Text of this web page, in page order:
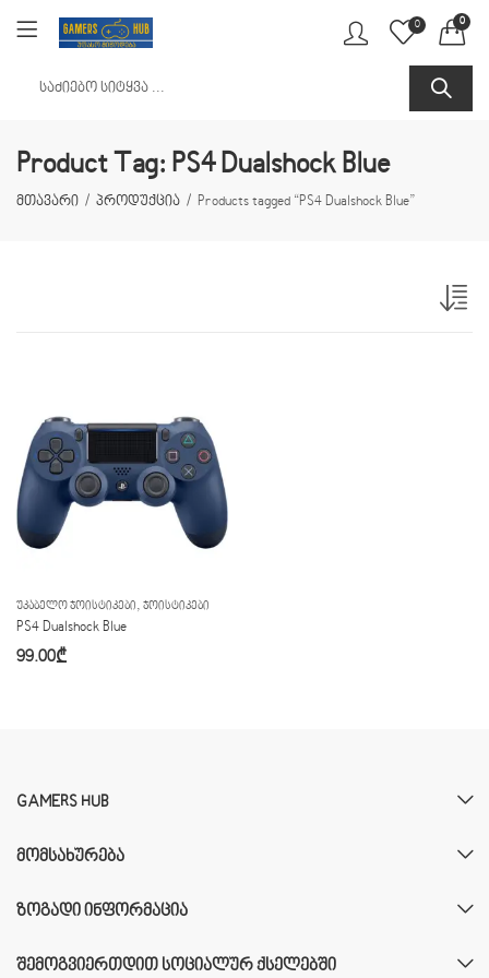
0 0
Product Tag: PS4 Dualshock Blue
მთავარი პროდუქცია Products tagged “PS4 Dualshock Blue”
ᲣᲙᲐᲑᲔᲚᲝ ᲯᲝᲘᲡᲢᲘᲙᲔᲑᲘ, ᲯᲝᲘᲡᲢᲘᲙᲔᲑᲘ
PS4 Dualshock Blue
99.00₾
GAMERS HUB
ᲛᲝᲛᲡᲐᲮᲣᲠᲔᲑᲐ
ᲖᲝᲒᲐᲓᲘ ᲘᲜᲤᲝᲠᲛᲐᲪᲘᲐ
ᲨᲔᲛᲝᲒᲕᲘᲔᲠᲗᲓᲘᲗ ᲡᲝᲪᲘᲐᲚᲣᲠ ᲥᲡᲔᲚᲔᲑᲨᲘ